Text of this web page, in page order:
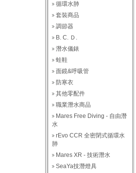
循環水肺
套裝商品
調節器
B. C. Ｄ.
潛水儀錶
蛙鞋
面鏡&呼吸管
防寒衣
其他零配件
職業潛水商品
Mares Free Diving - 自由潛
水
rEvo CCR 全密閉式循環水
肺
Mares XR - 技術潛水
SeaYa技潛燈具